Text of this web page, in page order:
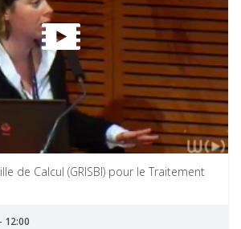
de Calcul (GRISBI) pour le Traitement
12:00